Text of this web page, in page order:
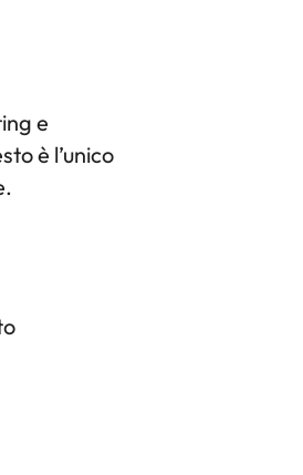
e
è l’unico